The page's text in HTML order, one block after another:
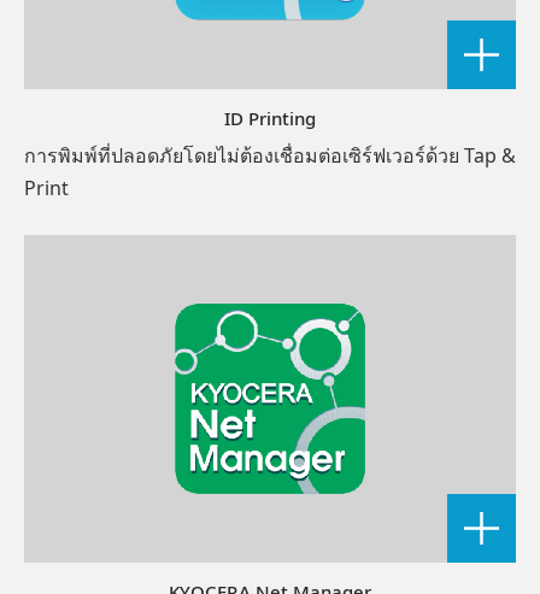
ID Printing
การพิมพ์ที่ปลอดภัยโดยไม่ต้องเชื่อมต่อเซิร์ฟเวอร์ด้วย Tap &
Print